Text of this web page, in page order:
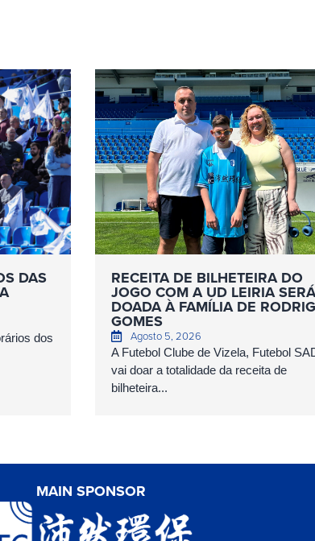
DAS
dos
RECEITA DE BILHETEIRA DO
JOGO COM A UD LEIRIA SERÁ
DOADA À FAMÍLIA DE
GOMES
Agosto 5, 2026
A Futebol Clube de Vizela, Futebol
vai doar a totalidade da receita de
bilheteira...
MAIN SPONSOR